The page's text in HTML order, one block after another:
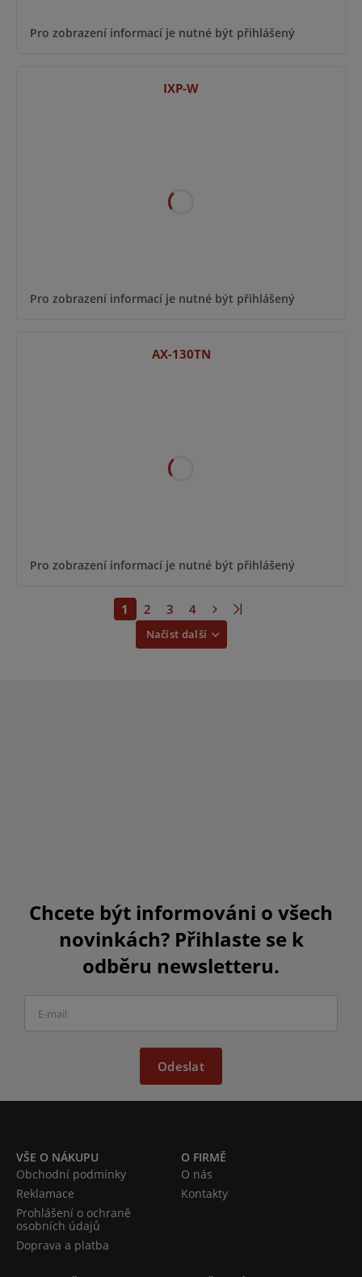
Pro zobrazení informací je nutné být přihlášený
IXP-W
Pro zobrazení informací je nutné být přihlášený
AX-130TN
Pro zobrazení informací je nutné být přihlášený
Načíst další
1 2 3 4
Chcete být informováni o všech
novinkách? Přihlaste se k
odběru newsletteru.
Odeslat
VŠE O NÁKUPU
Obchodní podmínky
Reklamace
Prohlášení o ochraně
osobních údajů
Doprava a platba
O FIRMĚ
O nás
Kontakty